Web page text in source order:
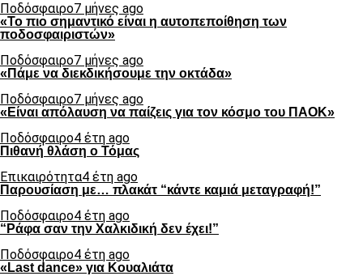
Ποδόσφαιρο7 μήνες ago
«Το πιο σημαντικό είναι η αυτοπεποίθηση των
ποδοσφαιριστών»
Ποδόσφαιρο7 μήνες ago
«Πάμε να διεκδικήσουμε την οκτάδα»
Ποδόσφαιρο7 μήνες ago
«Είναι απόλαυση να παίζεις για τον κόσμο του ΠΑΟΚ»
Ποδόσφαιρο4 έτη ago
Πιθανή θλάση ο Τόμας
Επικαιρότητα4 έτη ago
Παρουσίαση με… πλακάτ “κάντε καμιά μεταγραφή!”
Ποδόσφαιρο4 έτη ago
“Ράφα σαν την Χαλκιδική δεν έχει!”
Ποδόσφαιρο4 έτη ago
«Last dance» για Κουαλιάτα